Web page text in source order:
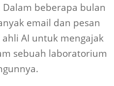
Dalam beberapa bulan
email dan pesan
AI untuk mengajak
sebuah laboratorium